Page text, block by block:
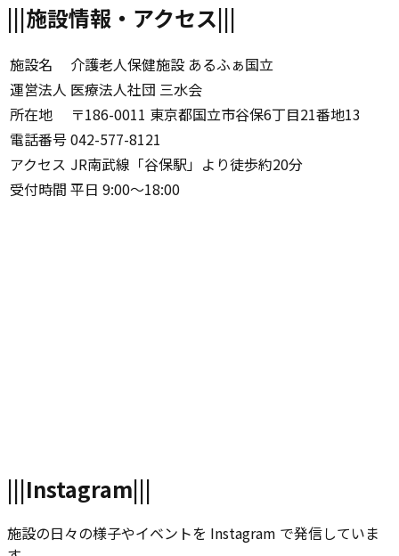
|||施設情報・アクセス|||
施設名
介護老人保健施設 あるふぁ国立
運営法人 医療法人社団 三水会
所在地
〒186-0011 東京都国立市谷保6丁目21番地13
電話番号042-577-8121
アクセス JR南武線「谷保駅」より徒歩約20分
受付時間 平日 9:00〜18:00
|||Instagram|||
施設の日々の様子やイベントを Instagram で発信していま